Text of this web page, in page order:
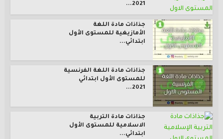
2021...
جذاذات مادة اللغة
الأمازيغية للمستوى الأول
ابتدائي...
جذاذات مادة اللغة الفرنسية
للمستوى الأول ابتدائي
2021...
جذاذات مادة التربية
الاسلامية للمستوى الأول
ابتدائي...